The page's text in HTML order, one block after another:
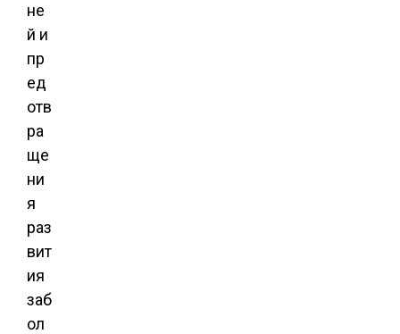
не
й и
пр
ед
отв
ра
ще
ни
я
раз
вит
ия
заб
ол